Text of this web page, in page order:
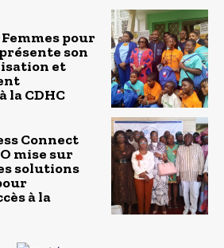
Femmes pour
son
et
la CDHC
Connect
mise sur
solutions
à la